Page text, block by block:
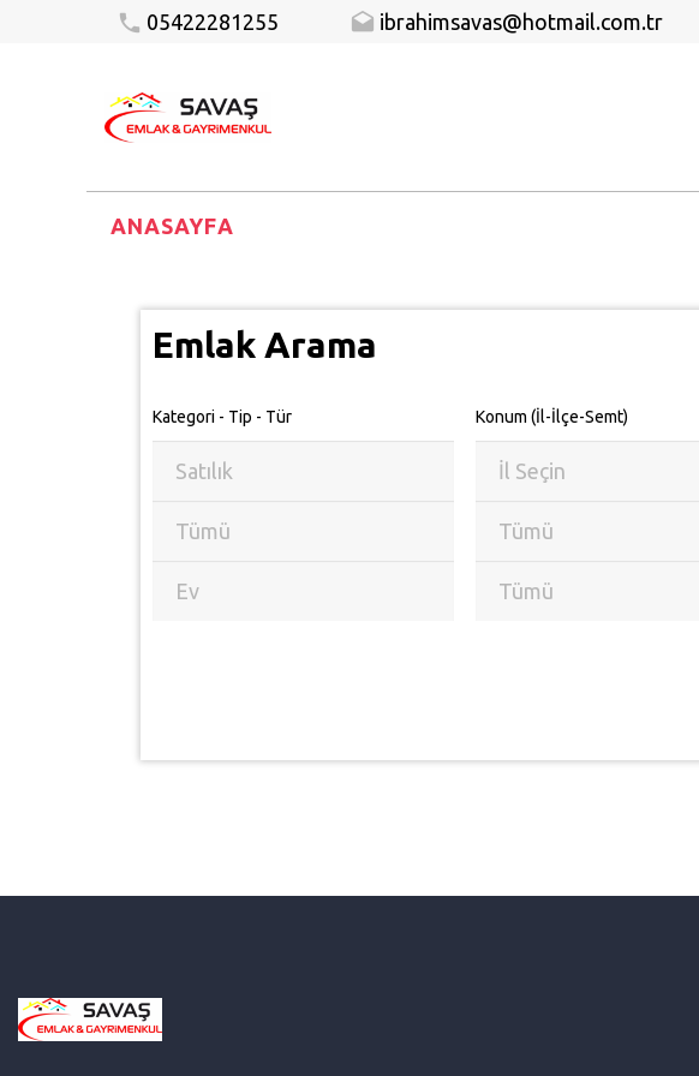
05422281255 ibrahimsavas@hotmail.com.tr
ANASAYFA
Emlak Arama
Kategori - Tip - Tür Konum (İl-İlçe-Semt)